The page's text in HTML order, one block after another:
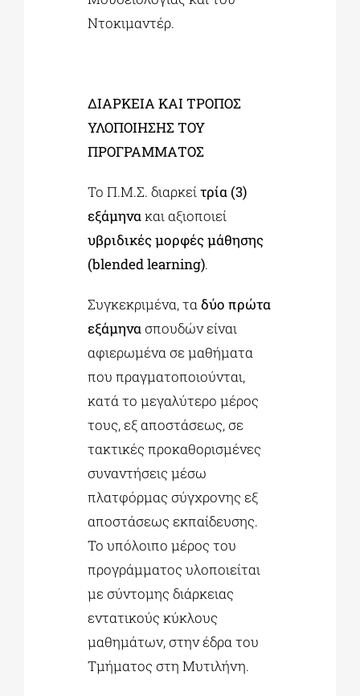
Ντοκιμαντέρ.
ΔΙΑΡΚΕΙΑ ΚΑΙ ΤΡΟΠΟΣ
ΥΛΟΠΟΙΗΣΗΣ ΤΟΥ
ΠΡΟΓΡΑΜΜΑΤΟΣ
Το Π.Μ.Σ. διαρκείτρία (3)
εξάμηνακαι αξιοποιεί
υβριδικές μορφές μάθησης
(blendedlearning).
Συγκεκριμένα, ταδύο πρώτα
εξάμηνασπουδών είναι
αφιερωμένα σε μαθήματα
που πραγματοποιούνται,
κατά το μεγαλύτερο μέρος
τους, εξ αποστάσεως, σε
τακτικές προκαθορισμένες
συναντήσεις μέσω
πλατφόρμας σύγχρονης εξ
αποστάσεως εκπαίδευσης.
Το υπόλοιπο μέρος του
προγράμματος υλοποιείται
με σύντομης διάρκειας
εντατικούς κύκλους
μαθημάτων, στην έδρα του
Τμήματος στη Μυτιλήνη.